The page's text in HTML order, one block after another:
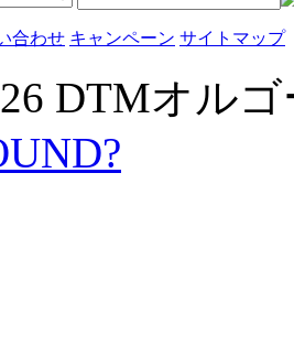
合わせ キャンペーン サイトマップ
DTMオル